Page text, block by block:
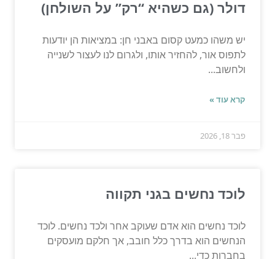
דולר (גם כשהיא “רק” על השולחן)
יש משהו כמעט קסום באבני חן: במציאות הן יודעות
לתפוס אור, להחזיר אותו, ולגרום לנו לעצור לשנייה
ולחשוב...
קרא עוד »
פבר 18, 2026
לוכד נחשים בגני תקווה
לוכד נחשים הוא אדם שעוקב אחר ולכד נחשים. לוכד
הנחשים הוא בדרך כלל חובב, אך חלקם מועסקים
בחברות כדי...